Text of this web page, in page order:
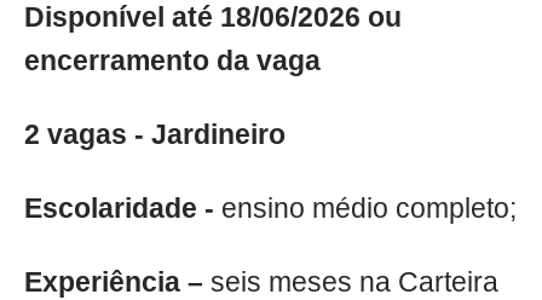
Disponível até 18/06/2026 ou
encerramento da vaga
2 vagas - Jardineiro
Escolaridade - ensino médio completo;
Experiência – seis meses na Carteira